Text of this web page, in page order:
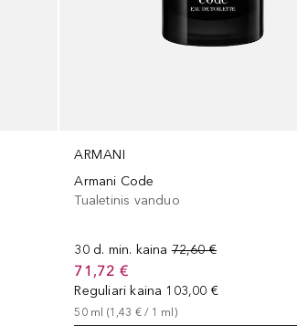
ARMANI
Armani Code
Tualetinis vanduo
30 d. min. kaina 72,60 €
71,72 €
Reguliari kaina 103,00 €
50 ml (1,43 € / 1 ml)